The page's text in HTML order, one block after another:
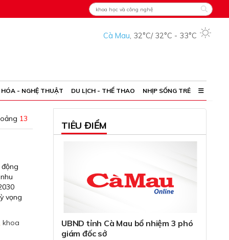
Cà Mau, 32°C/ 32°C - 33°C
- NGHỆ THUẬT DU LỊCH - THỂ THAO NHỊP SỐNG TRẺ
13
vọng
khoa
TIÊU ĐIỂM
UBND tỉnh Cà Mau bổ nhiệm 3 phó
giám đốc sở